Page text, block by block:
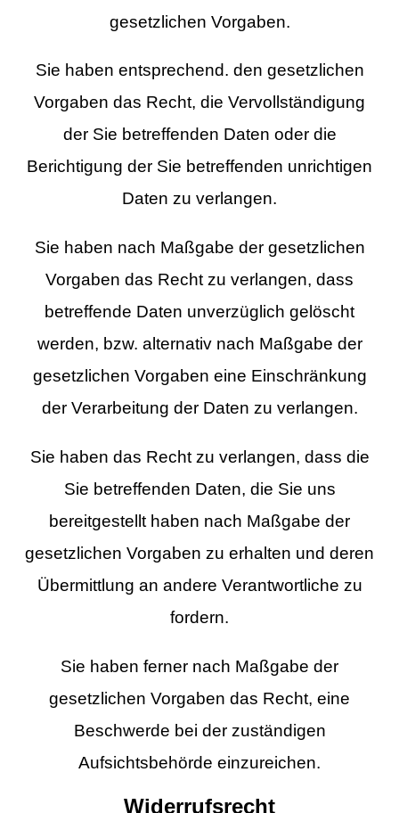
gesetzlichen Vorgaben.
Sie haben entsprechend. den gesetzlichen
Vorgaben das Recht, die Vervollständigung
der Sie betreffenden Daten oder die
Berichtigung der Sie betreffenden unrichtigen
Daten zu verlangen.
Sie haben nach Maßgabe der gesetzlichen
Vorgaben das Recht zu verlangen, dass
betreffende Daten unverzüglich gelöscht
werden, bzw. alternativ nach Maßgabe der
gesetzlichen Vorgaben eine Einschränkung
der Verarbeitung der Daten zu verlangen.
Sie haben das Recht zu verlangen, dass die
Sie betreffenden Daten, die Sie uns
bereitgestellt haben nach Maßgabe der
gesetzlichen Vorgaben zu erhalten und deren
Übermittlung an andere Verantwortliche zu
fordern.
Sie haben ferner nach Maßgabe der
gesetzlichen Vorgaben das Recht, eine
Beschwerde bei der zuständigen
Aufsichtsbehörde einzureichen.
Widerrufsrecht